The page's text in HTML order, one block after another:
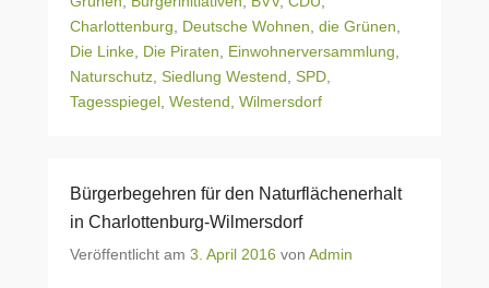
Charlottenburg
Deutsche Wohnen die Grünen
Die Linke Die Piraten Einwohnerversammlung
Naturschutz Siedlung Westend SPD
Tagesspiegel Westend Wilmersdorf
Bürgerbegehren für den Naturflächenerhalt
in Charlottenburg-Wilmersdorf
Veröffentlicht am 3. April 2016 von Admin